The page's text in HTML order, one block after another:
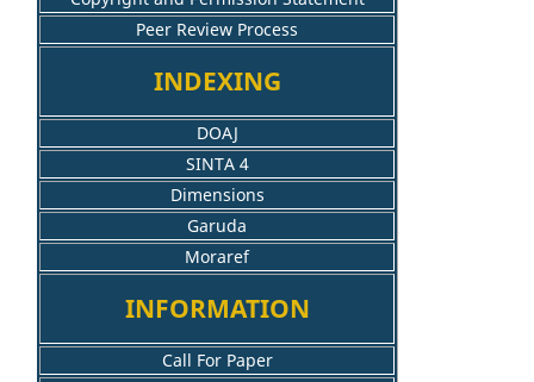
Peer Review Process
INDEXING
DOAJ
SINTA 4
Dimensions
Garuda
Moraref
INFORMATION
Call For Paper